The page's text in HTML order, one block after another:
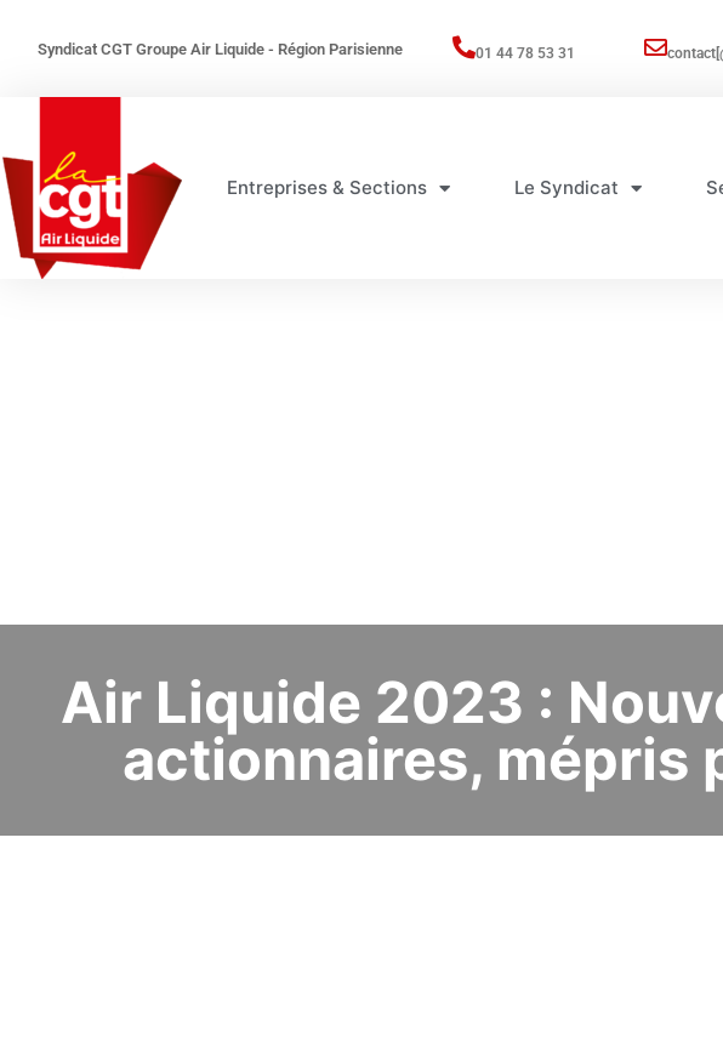
Syndicat CGT Groupe Air Liquide - Région Parisienne 01 44 78 53 31
Entreprises & Sections Le Syndicat
Air Liquide 2023 :
actionnaires, mépris